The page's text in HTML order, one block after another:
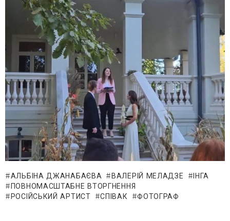
АЛЬБІНА ДЖАНАБАЄВА ВАЛЕРІЙ МЕЛАДЗЕ
ІНГА
ПОВНОМАСШТАБНЕ ВТОРГНЕННЯ
РОСІЙСЬКИЙ АРТИСТ
СПІВАК ФОТОГРАФ